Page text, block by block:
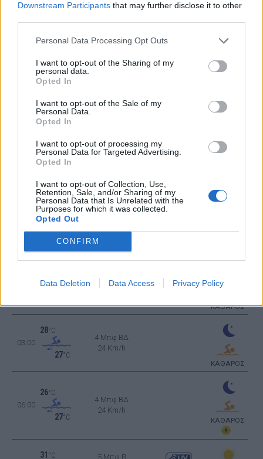
Downstream Participants that may further disclose it to other
Personal Data Processing Opt Outs
I want to opt-out of the Sharing of my
personal data.
Opted In
I want to opt-out of the Sale of my
Personal Data.
Opted In
I want to opt-out of processing my
Personal Data for Targeted Advertising.
Opted In
I want to opt-out of Collection, Use,
Retention, Sale, and/or Sharing of my
Personal Data that Is Unrelated with the
Purposes for which it was collected.
Opted Out
CONFIRM
Data Deletion Data Access Privacy Policy
ΚΑΘΑΡΟΣ
35 Km/h
ΚΑΘΑΡΟΣ
40 °C
27°C 55km/h
°C
27 °C
5 Μπφ B
35 Km/h
31°C
27 °C
3 Μπφ B
ΚΑΘΑΡΟΣ
ΠΕΜΠΤΗ 13
4 Μπφ ΒΔ
ΚΑΘΑΡΟΣ
03:00
28°C
27°C
4 Μπφ ΒΔ
24 Km/h
ΚΑΘΑΡΟΣ
06:00
26°C
27°C
4 Μπφ ΒΔ
24 Km/h
ΚΑΘΑΡΟΣ
31 °C
5 Μπφ B